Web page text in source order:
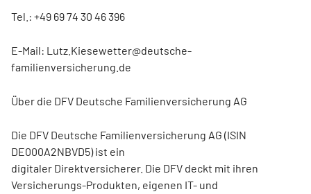
Tel.: +49 69 74 30 46 396
E-Mail: Lutz.Kiesewetter@deutsche-
familienversicherung.de
Über die DFV Deutsche Familienversicherung AG
Die DFV Deutsche Familienversicherung AG (ISIN
DE000A2NBVD5) ist ein
digitaler Direktversicherer. Die DFV deckt mit ihren
Versicherungs-Produkten, eigenen IT- und